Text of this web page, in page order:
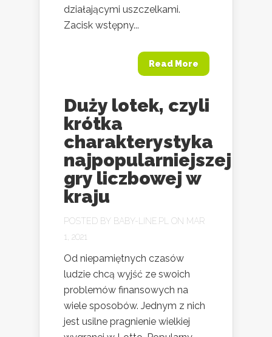
działającymi uszczelkami.
Zacisk wstępny...
Read More
Duży lotek, czyli
krótka
charakterystyka
najpopularniejszej
gry liczbowej w
kraju
POSTED BY BABY-LINE.PL ON MAR
1, 2021
Od niepamiętnych czasów
ludzie chcą wyjść ze swoich
problemów finansowych na
wiele sposobów. Jednym z nich
jest usilne pragnienie wielkiej